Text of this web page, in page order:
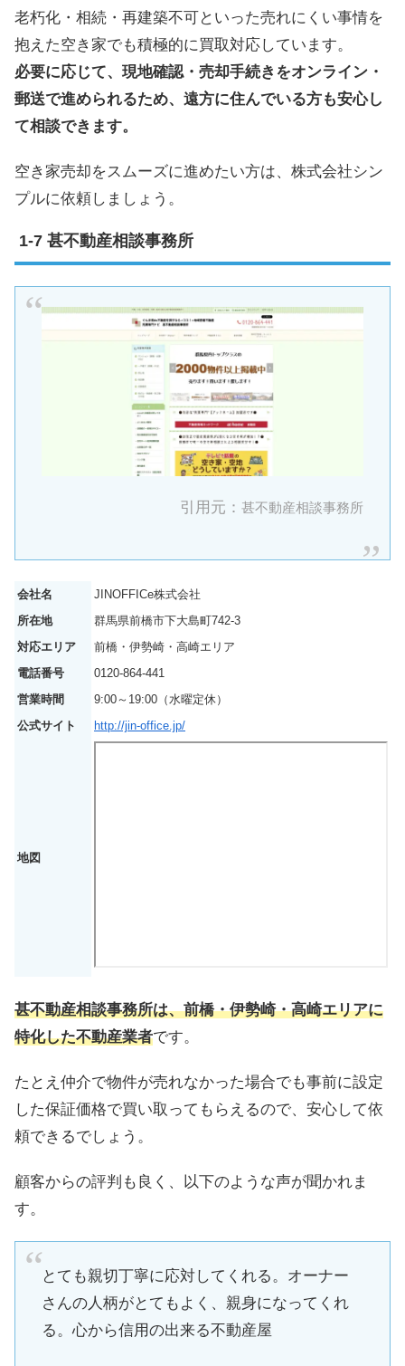
老朽化・相続・再建築不可といった売れにくい事情を
抱えた空き家でも積極的に買取対応しています。
必要に応じて、現地確認・売却手続きをオンライン・
郵送で進められるため、遠方に住んでいる方も安心し
て相談できます。
空き家売却をスムーズに進めたい方は、株式会社シン
プルに依頼しましょう。
甚不動産相談事務所
引用元：甚不動産相談事務所
会社名
JINOFFICe株式会社
所在地
群馬県前橋市下大島町742-3
対応エリア
前橋・伊勢崎・高崎エリア
電話番号
0120-864-441
営業時間
9:00～19:00（水曜定休）
公式サイト
http://jin-office.jp/
地図
甚不動産相談事務所は、前橋・伊勢崎・高崎エリアに
特化した不動産業者です。
たとえ仲介で物件が売れなかった場合でも事前に設定
した保証価格で買い取ってもらえるので、安心して依
頼できるでしょう。
顧客からの評判も良く、以下のような声が聞かれま
す。
とても親切丁寧に応対してくれる。オーナー
さんの人柄がとてもよく、親身になってくれ
る。心から信用の出来る不動産屋